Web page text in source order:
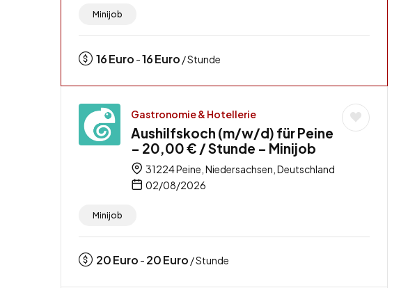
Minijob
16Euro -16Euro / Stunde
Gastronomie & Hotellerie
Aushilfskoch (m/w/d) für Peine
– 20,00 € / Stunde – Minijob
31224 Peine, Niedersachsen, Deutschland
02/08/2026
Minijob
20Euro - 20Euro / Stunde